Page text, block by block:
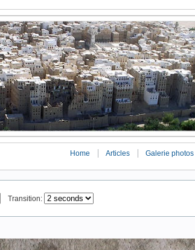
Home Articles Galerie photos
Transition: